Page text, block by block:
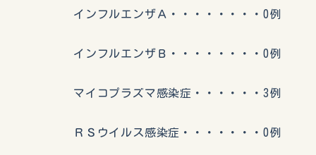
インフルエンザＡ・・・・・・・・0例
インフルエンザＢ・・・・・・・・0例
マイコプラズマ感染症・・・・・・3例
ＲＳウイルス感染症・・・・・・・0例